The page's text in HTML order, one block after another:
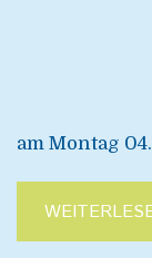
am Montag